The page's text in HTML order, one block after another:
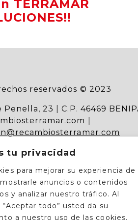
tu privacidad
para mejorar su experiencia de
anuncios o contenidos
y analizar nuestro tráfico. Al
todo” usted da su
a nuestro uso de las cookies.
TERRAMAR
reservados © 2023
23 | C.P. 46469